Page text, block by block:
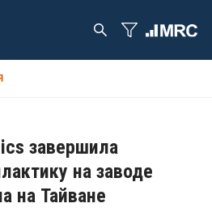
завершила
на заводе
на Тайване